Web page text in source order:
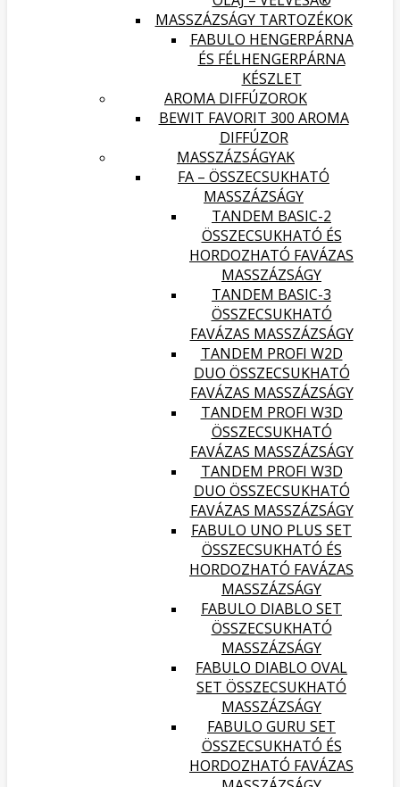
MASSZÁZSÁGY TARTOZÉKOK
FABULO HENGERPÁRNA
ÉS FÉLHENGERPÁRNA
KÉSZLET
AROMA DIFFÚZOROK
BEWIT FAVORIT 300 AROMA
DIFFÚZOR
MASSZÁZSÁGYAK
FA – ÖSSZECSUKHATÓ
MASSZÁZSÁGY
TANDEM BASIC-2
ÖSSZECSUKHATÓ ÉS
HORDOZHATÓ FAVÁZAS
MASSZÁZSÁGY
TANDEM BASIC-3
ÖSSZECSUKHATÓ
FAVÁZAS MASSZÁZSÁGY
TANDEM PROFI W2D
DUO ÖSSZECSUKHATÓ
FAVÁZAS MASSZÁZSÁGY
TANDEM PROFI W3D
ÖSSZECSUKHATÓ
FAVÁZAS MASSZÁZSÁGY
TANDEM PROFI W3D
DUO ÖSSZECSUKHATÓ
FAVÁZAS MASSZÁZSÁGY
FABULO UNO PLUS SET
ÖSSZECSUKHATÓ ÉS
HORDOZHATÓ FAVÁZAS
MASSZÁZSÁGY
FABULO DIABLO SET
ÖSSZECSUKHATÓ
MASSZÁZSÁGY
FABULO DIABLO OVAL
SET ÖSSZECSUKHATÓ
MASSZÁZSÁGY
FABULO GURU SET
ÖSSZECSUKHATÓ ÉS
HORDOZHATÓ FAVÁZAS